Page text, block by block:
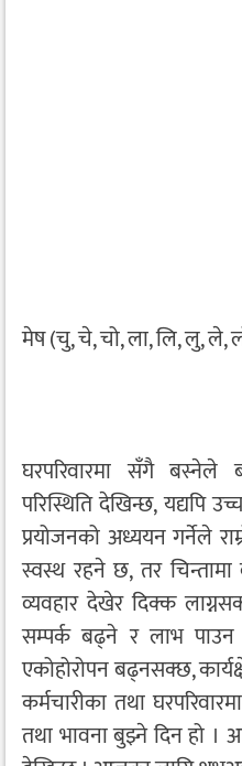
मेष (चु, चे, चो, ला, लि, लु, ले,
घरपरिवारमा सँगै बस्नेले
परिस्थिति देखिन्छ, यद्यपि
प्रयोजनको अध्ययन गर्नेले
स्वस्थ रहने छ, तर
व्यवहार देखेर दिक्क
सम्पर्क बढ्ने र लाभ
एकोहोरोपन बढ्नसक्छ,
कर्मचारीका तथा
तथा भावना बुझ्ने दिन हो ।